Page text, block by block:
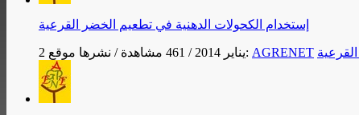
إستخدام الكحولات الدهنية في تطعيم الخضر القرعية
2 يناير 2014 / 461 مشاهدة / نشرها موقع: AGRENET القرعية